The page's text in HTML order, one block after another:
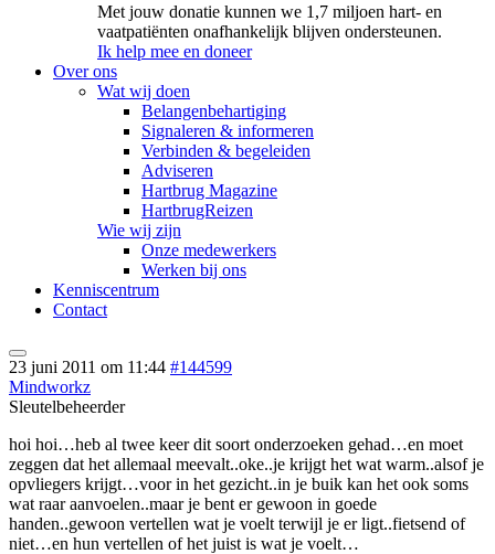
Met jouw donatie kunnen we 1,7 miljoen hart- en
vaatpatiënten onafhankelijk blijven ondersteunen.
Ik help mee en doneer
Over ons
Wat wij doen
Belangenbehartiging
Signaleren & informeren
Verbinden & begeleiden
Adviseren
Hartbrug Magazine
HartbrugReizen
Wie wij zijn
Onze medewerkers
Werken bij ons
Kenniscentrum
Contact
23 juni 2011 om 11:44 #144599
Mindworkz
Sleutelbeheerder
hoi hoi…heb al twee keer dit soort onderzoeken gehad…en moet
zeggen dat het allemaal meevalt..oke..je krijgt het wat warm..alsof je
opvliegers krijgt…voor in het gezicht..in je buik kan het ook soms
wat raar aanvoelen..maar je bent er gewoon in goede
handen..gewoon vertellen wat je voelt terwijl je er ligt..fietsend of
niet…en hun vertellen of het juist is wat je voelt…